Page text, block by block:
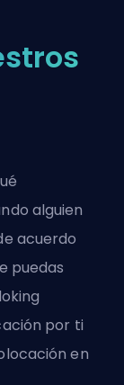
alguien
acuerdo
puedas
por ti
en